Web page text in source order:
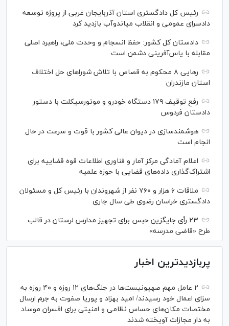
رئیس کل دادگستری استان آذربایجان غربی از پروژه توسعه
دادسرای عمومی و انقلاب میاندوآب بازدید کرد
دادستان کل کشور: حفظ انسجام و وحدت ملی، راهبرد اصلی
مقابله با یاس‌آفرینی دشمن است
رهایی ۸ محکوم به قصاص با تلاش شورا‌های حل اختلاف
استان مازندران
رفع توقیف ۱۷۹ دستگاه خودرو و موتورسیکلت با دستور
دادستان فردوس
هوشمندسازی در دیوان عالی کشور با قوت و سرعت در حال
انجام است
اعلام آمادگی مرکز آمار و فناوری اطلاعات قوه قضاییه برای
اشتراک‌گذاری داده‌های قضایی با حوزه علمیه
ملاقات ۶ هزار و ۷۶۰ نفر از شهروندان با رئیس کل و مسئولان
دادگستری خراسان رضوی طی سال جاری
۲۳ رأی جایگزین حبس برای تجهیز مدارس لرستان در قالب
طرح «قاضی مدرسه»
پربازدیدترین اخبار
۲ عامل مهم صهیونیست‌ها در جنگ‌های ۱۲ روزه و ۴۰ روزه به
سزای اعمال خود رسیدند/ امید بهزاد و پوریا صفوت به جرم ارسال
مختصات مکان‌های حساس نظامی و امنیتی برای افسران موساد
به دار مجازات آویخته شدند